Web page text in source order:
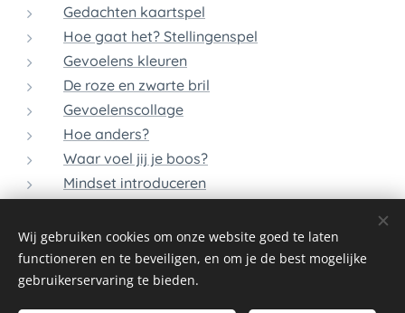
Gedachten kaartspel
Hoe gaat het? Stellingenspel
Gevoelens kleuren
De roze en zwarte bril
Gevoelenscollage
Hoe anders?
Waar voel jij je boos?
Mindset introduceren
Emotiecabaret
Wij gebruiken cookies om onze website goed te laten
functioneren en te beveiligen, en om je de best mogelijke
gebruikerservaring te bieden.